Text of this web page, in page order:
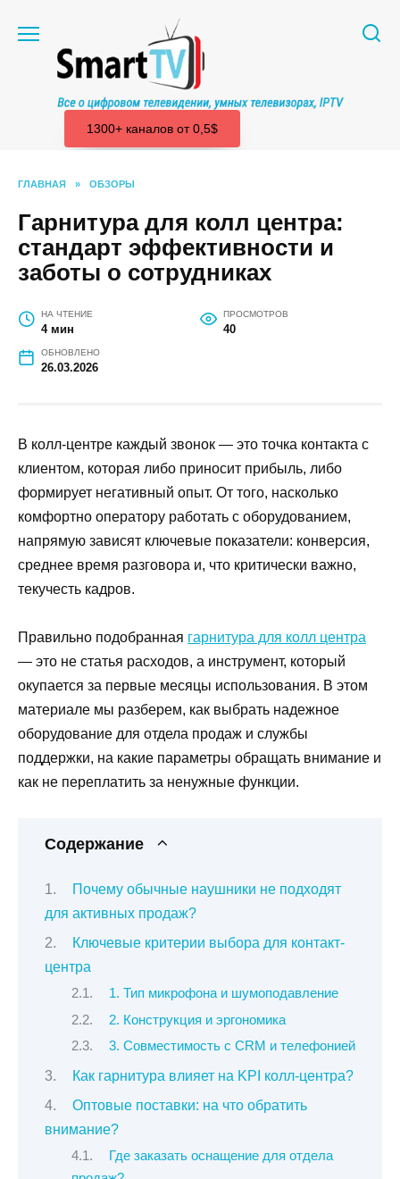
содержанию
1300+ каналов от 0,5$
ГЛАВНАЯ » ОБЗОРЫ
Гарнитура для колл центра:
стандарт эффективности и
заботы о сотрудниках
НА ЧТЕНИЕ
4 мин
ПРОСМОТРОВ
40
ОБНОВЛЕНО
26.03.2026
В колл-центре каждый звонок — это точка контакта с
клиентом, которая либо приносит прибыль, либо
формирует негативный опыт. От того, насколько
комфортно оператору работать с оборудованием,
напрямую зависят ключевые показатели: конверсия,
среднее время разговора и, что критически важно,
текучесть кадров.
Правильно подобранная гарнитура для колл центра
— это не статья расходов, а инструмент, который
окупается за первые месяцы использования. В этом
материале мы разберем, как выбрать надежное
оборудование для отдела продаж и службы
поддержки, на какие параметры обращать внимание и
как не переплатить за ненужные функции.
Содержание
Почему обычные наушники не подходят
для активных продаж?
Ключевые критерии выбора для контакт-
центра
1. Тип микрофона и шумоподавление
2. Конструкция и эргономика
3. Совместимость с CRM и телефонией
Как гарнитура влияет на KPI колл-центра?
Оптовые поставки: на что обратить
внимание?
Где заказать оснащение для отдела